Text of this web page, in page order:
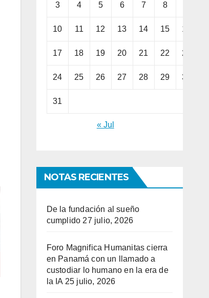
3 4 5 6 7 8
10 11 12 13 14 15 16
17 18 19 20 21 22 23
24 25 26 27 28 29 30
31
« Jul
NOTAS RECIENTES
De la fundación al sueño
cumplido 27 julio, 2026
Foro Magnifica Humanitas cierra
en Panamá con un llamado a
custodiar lo humano en la era de
la IA 25 julio, 2026